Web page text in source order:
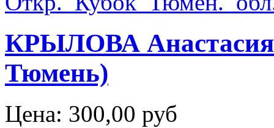
КРЫЛОВА Анастасия
Тюмень)
Цена: 300,00 руб